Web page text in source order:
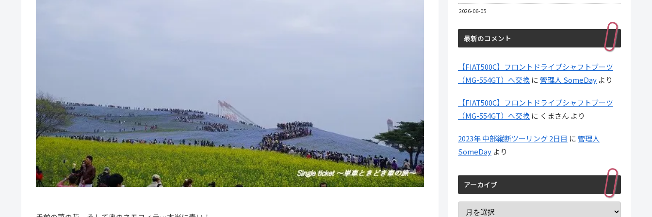
2026-06-05
最新のコメント
【FIAT500C】フロントドライブシャフトブーツ
（MG-554GT）へ交換 に管理人 SomeDay より
【FIAT500C】フロントドライブシャフトブーツ
（MG-554GT）へ交換 に くまさん より
2023年 中部縦断ツーリング 2日目 に管理人
SomeDay より
アーカイブ